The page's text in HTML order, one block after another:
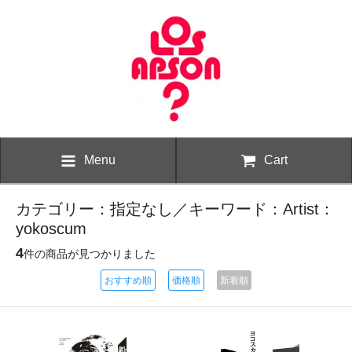
Menu Cart
カテゴリー：指定なし／キーワード：Artist：
yokoscum
4件の商品が見つかりました
おすすめ順 価格順 新着順